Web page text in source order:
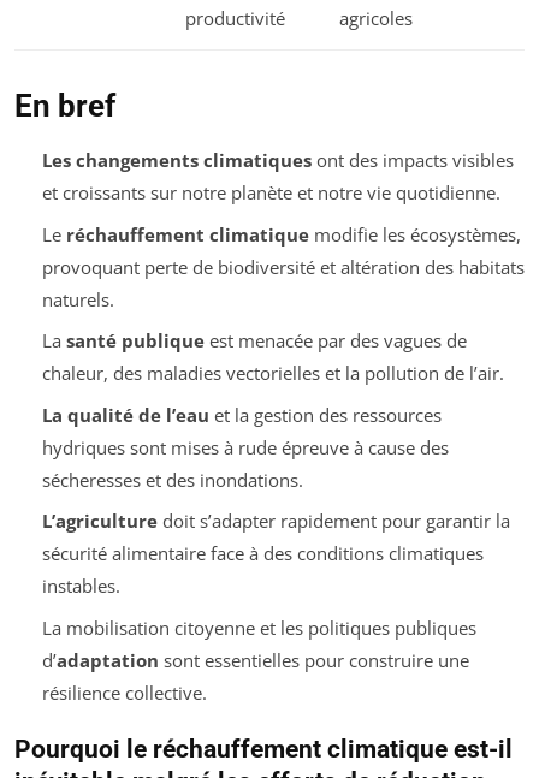
productivité
agricoles
En bref
Les changements climatiquesont des impacts visibles
et croissants sur notre planète et notre vie quotidienne.
Le réchauffement climatiquemodifie les écosystèmes,
provoquant perte de biodiversité et altération des habitats
naturels.
La santé publiqueest menacée par des vagues de
chaleur, des maladies vectorielles et la pollution de l’air.
La qualité de l’eau et la gestion des ressources
hydriques sont mises à rude épreuve à cause des
sécheresses et des inondations.
L’agriculturedoit s’adapter rapidement pour garantir la
sécurité alimentaire face à des conditions climatiques
instables.
La mobilisation citoyenne et les politiques publiques
d’adaptation sont essentielles pour construire une
résilience collective.
Pourquoi le réchauffement climatique est-il